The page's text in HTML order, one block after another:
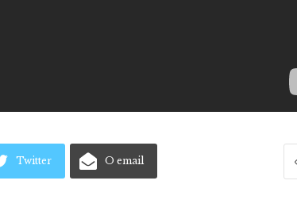
Twitter O email